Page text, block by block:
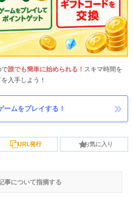
で誰でも簡単に始められる！ スキマ時間を
入手しよう！
ームをプレイする！
URL発行 お気に入り
事について指摘する